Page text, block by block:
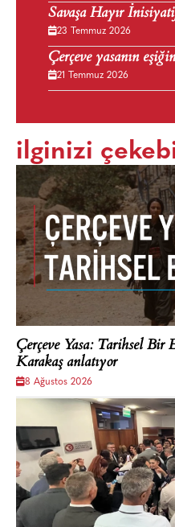
Savaşa Hayır
23 Temmuz 2026
Çerçeve yasanın
21 Temmuz 2026
ilginizi
Çerçeve Yasa: Tarihsel
Karakaş anlatıyor
8 Ağustos 2026